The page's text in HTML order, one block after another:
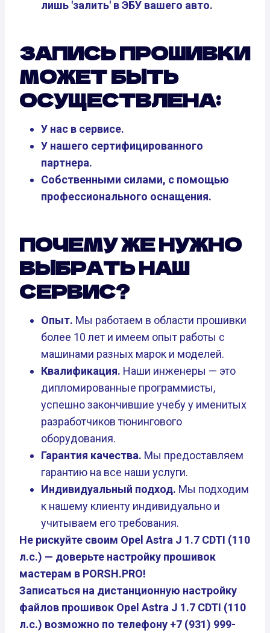
лишь 'залить' в ЭБУ вашего авто.
ЗАПИСЬ ПРОШИВКИ
МОЖЕТ БЫТЬ
ОСУЩЕСТВЛЕНА:
У нас в сервисе.
У нашего сертифицированного
партнера.
Собственными силами, с помощью
профессионального оснащения.
ПОЧЕМУ ЖЕ НУЖНО
ВЫБРАТЬ НАШ
СЕРВИС?
Опыт. Мы работаем в области прошивки
более 10 лет и имеем опыт работы с
машинами разных марок и моделей.
Квалификация. Наши инженеры — это
дипломированные программисты,
успешно закончившие учебу у именитых
разработчиков тюнингового
оборудования.
Гарантия качества. Мы предоставляем
гарантию на все наши услуги.
Индивидуальный подход. Мы подходим
к нашему клиенту индивидуально и
учитываем его требования.
Не рискуйте своим Opel Astra J 1.7 CDTI (110
л.с.) — доверьте настройку прошивок
мастерам в PORSH.PRO!
Записаться на дистанционную настройку
файлов прошивок Opel Astra J 1.7 CDTI (110
л.с.) возможно по телефону +7 (931) 999-